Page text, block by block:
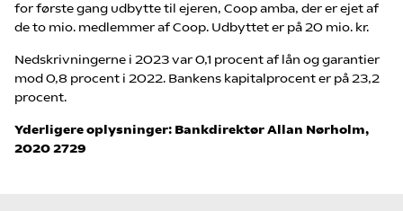
for første gang udbytte til ejeren, Coop amba, der er ejet af
de to mio. medlemmer af Coop. Udbyttet er på 20 mio. kr.
Nedskrivningerne i 2023 var 0,1 procent af lån og garantier
mod 0,8 procent i 2022. Bankens kapitalprocent er på 23,2
procent.
Yderligere oplysninger: Bankdirektør Allan Nørholm,
2020 2729